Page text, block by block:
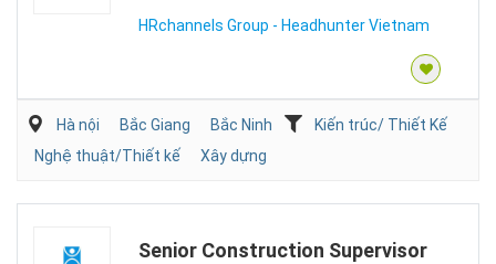
HRchannels Group - Headhunter Vietnam
Hà nội Bắc Giang Bắc Ninh
Kiến trúc/ Thiết Kế
Nghệ thuật/Thiết kế
Xây dựng
Senior Construction Supervisor